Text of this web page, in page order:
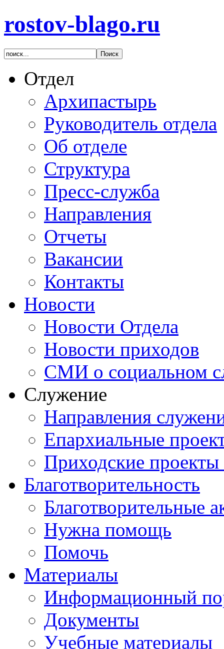
rostov-blago.ru
Отдел
Архипастырь
Руководитель отдела
Об отделе
Структура
Пресс-служба
Направления
Отчеты
Вакансии
Контакты
Новости
Новости Отдела
Новости приходов
СМИ о социальном
Служение
Направления
Епархиальные
Приходские
Благотворительность
Благотворительные
Нужна помощь
Помочь
Материалы
Информационный
Документы
Учебные материалы